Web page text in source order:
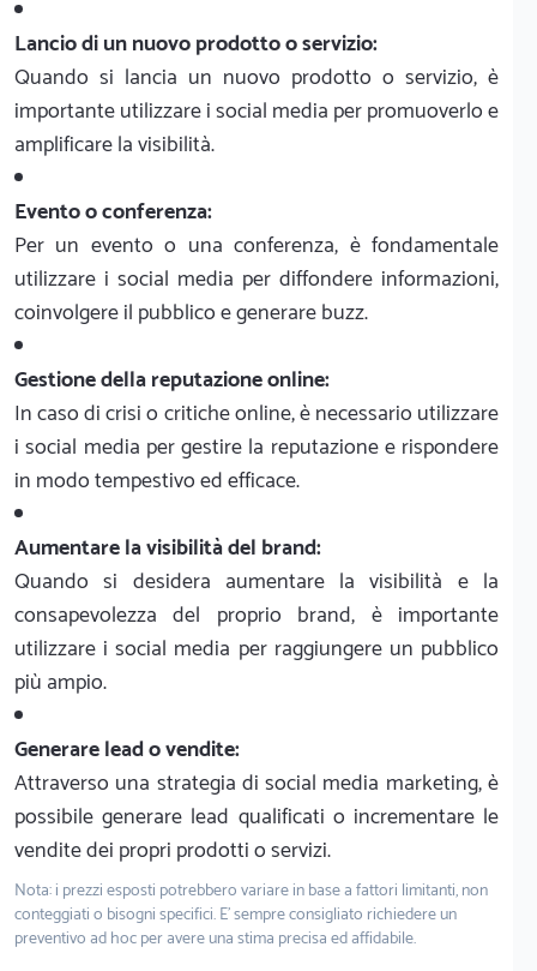
Lancio di un nuovo prodotto o servizio:
Quando si lancia un nuovo prodotto o servizio, è
importante utilizzare i social media per promuoverlo e
amplificare la visibilità.
Evento o conferenza:
Per un evento o una conferenza, è fondamentale
utilizzare i social media per diffondere informazioni,
coinvolgere il pubblico e generare buzz.
Gestione della reputazione online:
In caso di crisi o critiche online, è necessario utilizzare
i social media per gestire la reputazione e rispondere
in modo tempestivo ed efficace.
Aumentare la visibilità del brand:
Quando si desidera aumentare la visibilità e la
consapevolezza del proprio brand, è importante
utilizzare i social media per raggiungere un pubblico
più ampio.
Generare lead o vendite:
Attraverso una strategia di social media marketing, è
possibile generare lead qualificati o incrementare le
vendite dei propri prodotti o servizi.
Nota: i prezzi esposti potrebbero variare in base a fattori limitanti, non
conteggiati o bisogni specifici. E' sempre consigliato richiedere un
preventivo ad hoc per avere una stima precisa ed affidabile.